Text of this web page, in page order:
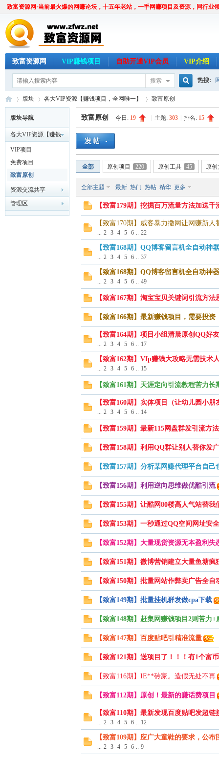
致富资源网·当前最火爆的网赚论坛，十五年老站，一手网赚项目及资源，同行业
致富资源网 VIP赚钱项目 自助开通VIP会员 VIP介绍
搜索 热搜:
致 »
版块
›
各大VIP资源【赚钱项目，全网唯一】 致富原创
版块导航
各大VIP资源【赚钱
项目，全网唯一】
VIP项目
免费项目
致富原创
资源交流共享
管理区
致富原创 今日: 19 主题: 303 排名: 15
全部 原创项目 220 原创工具 45 原创
全部主题 最新 热门 热帖 精华 更多
【致富179期】挖掘百万流量方法加送千
【致富170期】威客暴力撒网让网赚新人
... 2 3 4 5 6 .. 22
【致富168期】QQ博客留言机全自动神
... 2 3 4 5 6 .. 37
【致富168期】QQ博客留言机全自动神
... 2 3 4 5 6 .. 49
【致富167期】淘宝宝贝关键词引流方法
【致富166期】最新赚钱项目，需要投资
【致富164期】项目小组清晨原创QQ好
... 2 3 4 5 6 .. 17
【致富162期】VIp赚钱大攻略无需技术
... 2 3 4 5 6 .. 15
【致富161期】天涯定向引流教程苦力长
【致富160期】实体项目（让幼儿园小朋
... 2 3 4 5 6 .. 14
【致富159期】最新115网盘群发引流方法
【致富158期】利用QQ群让别人替你发
【致富157期】分析某网赚代理平台自己
【致富156期】利用逆向思维做优酷引流
【致富155期】让酷网80楼高人气站替我
【致富153期】一秒通过QQ空间网址安
【致富152期】大量现货资源无本盈利失
【致富151期】微博营销建立大量鱼塘疯
【致富150期】批量网站作弊卖广告全自
【致富149期】批量挂机群发做cpa下载
【致富148期】赶集网赚钱项目2则苦力+
【致富147期】百度贴吧引精准流量
【致富121期】送项目了！！！有1个富
【致富116期】IE**砖家。造假无处不再
【致富112期】原创！最新的赚话费项目
【致富110期】最新发现百度贴吧发超
... 2 3 4 5 6 .. 12
【致富109期】应广大童鞋的要求，公
... 2 3 4 5 6 .. 9